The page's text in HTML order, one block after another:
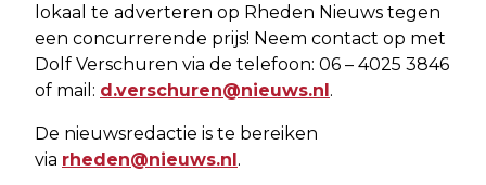
lokaal te adverteren op Rheden Nieuws tegen
een concurrerende prijs! Neem contact op met
Dolf Verschuren via de telefoon: 06 – 4025 3846
of mail: d.verschuren@nieuws.nl.
De nieuwsredactie is te bereiken
via rheden@nieuws.nl.